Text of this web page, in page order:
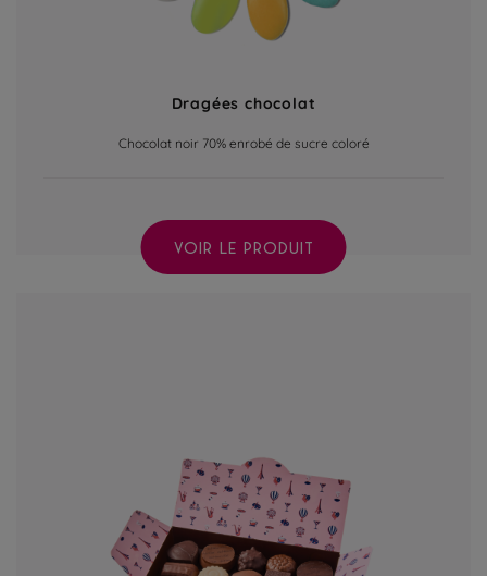
Dragées chocolat
Chocolat noir 70% enrobé de sucre coloré
VOIR LE PRODUIT